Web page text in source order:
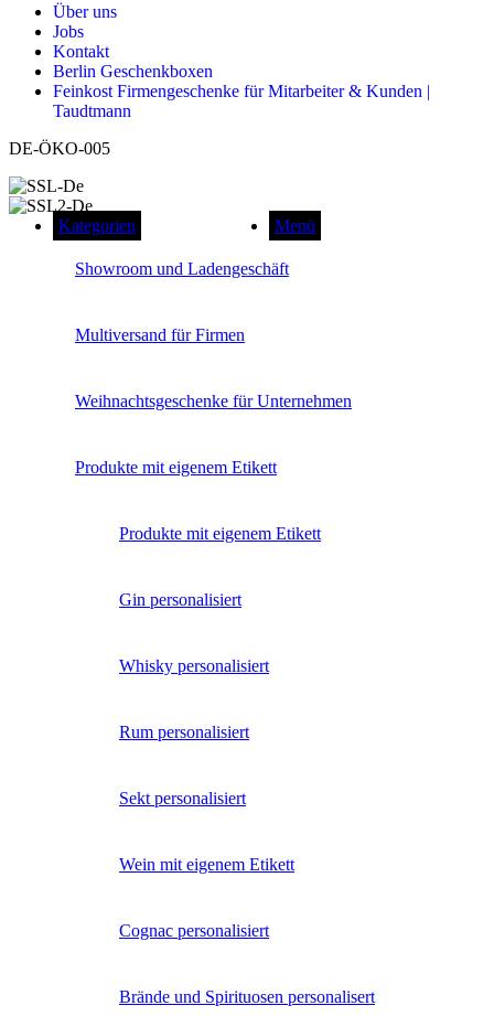
Über uns
Jobs
Kontakt
Berlin Geschenkboxen
Feinkost Firmengeschenke für Mitarbeiter & Kunden |
Taudtmann
DE-ÖKO-005
Menü
Kategorien
Showroom und Ladengeschäft
Multiversand für Firmen
Weihnachtsgeschenke für Unternehmen
Produkte mit eigenem Etikett
Produkte mit eigenem Etikett
Gin personalisiert
Whisky personalisiert
Rum personalisiert
Sekt personalisiert
Wein mit eigenem Etikett
Cognac personalisiert
Brände und Spirituosen personalisert